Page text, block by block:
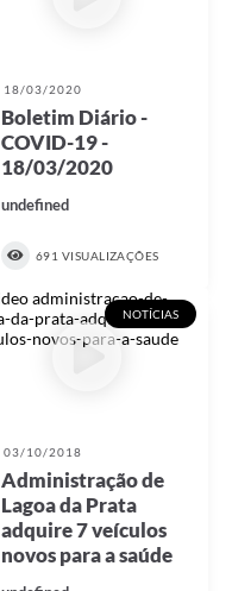
18/03/2020
Boletim Diário -
COVID-19 -
18/03/2020
undefined
691 VISUALIZAÇÕES
NOTÍCIAS
03/10/2018
Administração de
Lagoa da Prata
adquire 7 veículos
novos para a saúde